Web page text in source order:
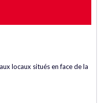
locaux situés en face de la